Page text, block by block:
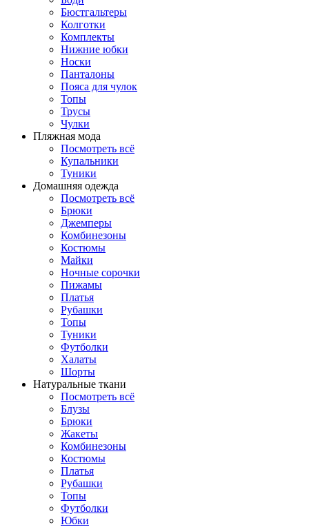
Бюстгальтеры
Колготки
Комплекты
Нижние юбки
Носки
Панталоны
Поясa для чулок
Топы
Трусы
Чулки
Пляжная мода
Посмотреть всё
Купальники
Туники
Домашняя одежда
Посмотреть всё
Брюки
Джемперы
Комбинезоны
Костюмы
Майки
Ночные сорочки
Пижамы
Платья
Рубашки
Топы
Туники
Футболки
Халаты
Шорты
Натуральные ткани
Посмотреть всё
Блузы
Брюки
Жакеты
Комбинезоны
Костюмы
Платья
Рубашки
Топы
Футболки
Юбки